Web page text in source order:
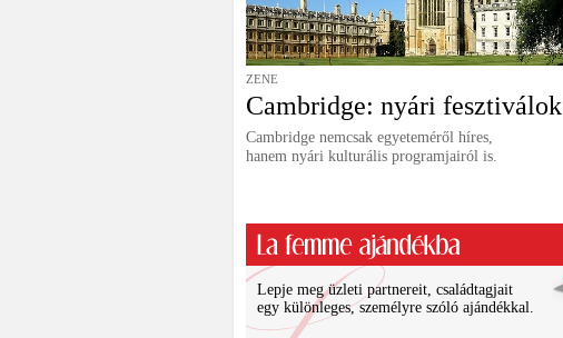
ZENE
Cambridge: nyári fesztiválok
Cambridge nemcsak egyeteméről híres,
hanem nyári kulturális programjairól is.
Lepje meg üzleti partnereit, családtagjait
egy különleges, személyre szóló ajándékkal.